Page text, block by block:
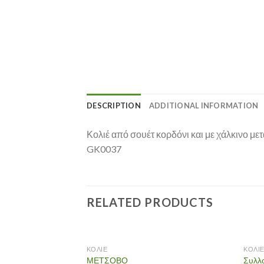
DESCRIPTION ADDITIONAL INFORMATION
Κολιέ από σουέτ κορδόνι και με χάλκινο
GK0037
RELATED PRODUCTS
ΚΟΛΙΕ
ΜΕΤΣΟΒΟ
ΚΟΛΙΕ